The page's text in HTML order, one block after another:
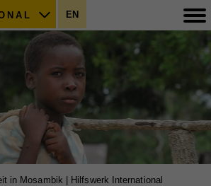
EN
in Mosambik | Hilfswerk International